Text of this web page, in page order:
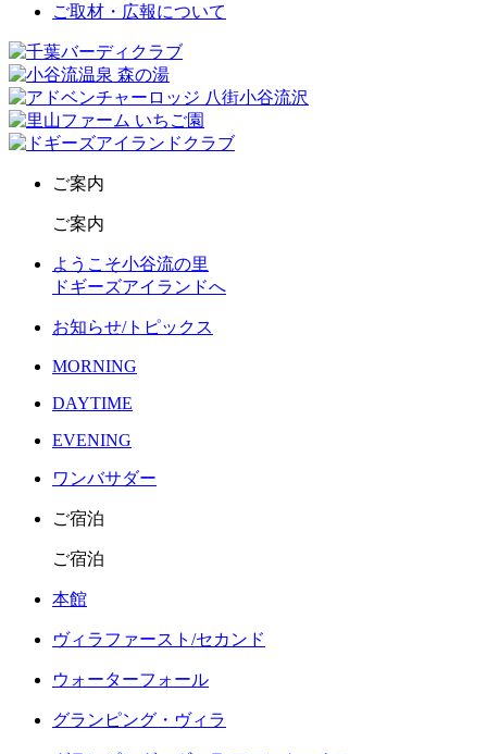
ご取材・広報について
ご案内
ご案内
ようこそ小谷流の里
ドギーズアイランドへ
お知らせ/トピックス
MORNING
DAYTIME
EVENING
ワンバサダー
ご宿泊
ご宿泊
本館
ヴィラファースト/セカンド
ウォーターフォール
グランピング・ヴィラ